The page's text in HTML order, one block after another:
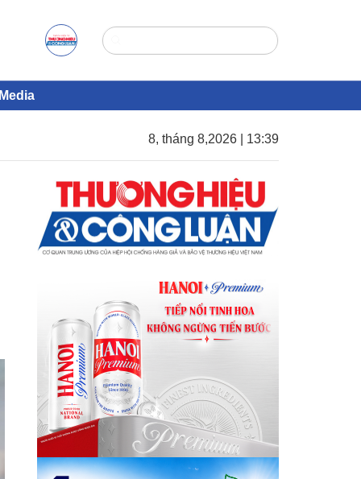
8, tháng 8,2026 | 13:39